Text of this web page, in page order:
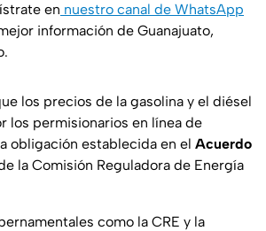
en nuestro canal de WhatsApp
información de Guanajuato,
los precios de la gasolina y el diésel
los permisionarios en línea de
obligación establecida en el Acuerdo
la Comisión Reguladora de Energía
como la CRE y la